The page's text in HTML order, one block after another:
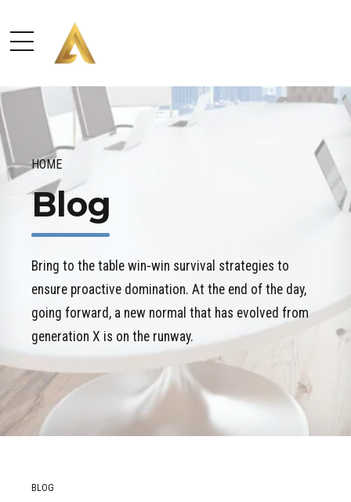
HOME
Blog
Bring to the table win-win survival strategies to
ensure proactive domination. At the end of the day,
going forward, a new normal that has evolved from
generation X is on the runway.
BLOG